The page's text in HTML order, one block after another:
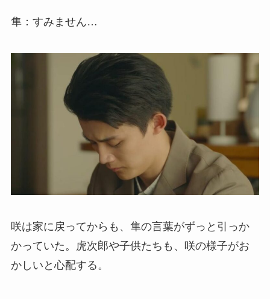
隼：すみません…
咲は家に戻ってからも、隼の言葉がずっと引っか
かっていた。虎次郎や子供たちも、咲の様子がお
かしいと心配する。